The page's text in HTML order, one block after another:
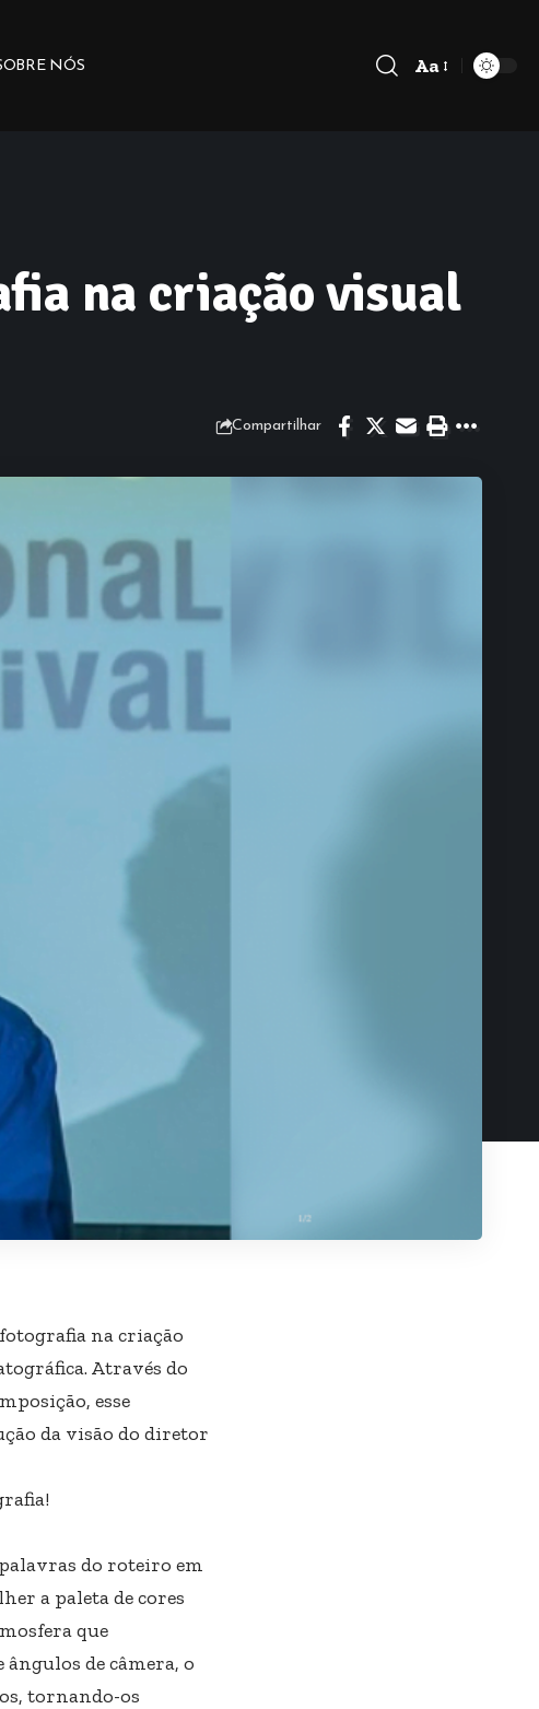
NÓS Aa
na criação visual
Compartilhar
na criação
Através do
esse
da visão do diretor
do roteiro em
a paleta de cores
que
de câmera, o
tornando-os